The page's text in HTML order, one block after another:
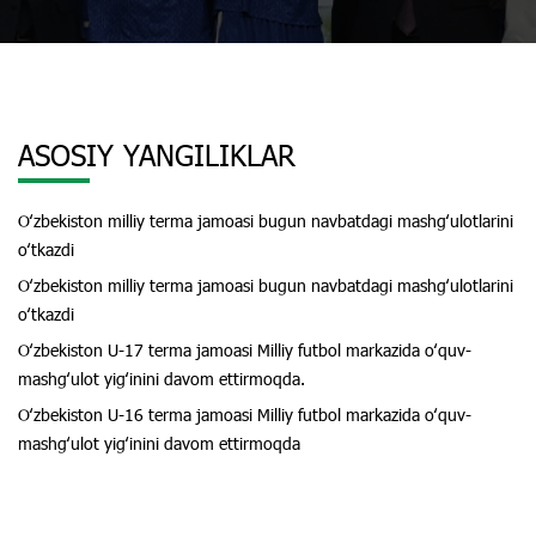
ASOSIY YANGILIKLAR
Oʻzbekiston milliy terma jamoasi bugun navbatdagi mashgʻulotlarini
oʻtkazdi
Oʻzbekiston milliy terma jamoasi bugun navbatdagi mashgʻulotlarini
oʻtkazdi
Oʻzbekiston U-17 terma jamoasi Milliy futbol markazida oʻquv-
mashgʻulot yigʻinini davom ettirmoqda.
Oʻzbekiston U-16 terma jamoasi Milliy futbol markazida oʻquv-
mashgʻulot yigʻinini davom ettirmoqda